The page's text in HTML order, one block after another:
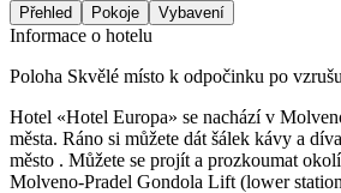
Přehled Pokoje Vybavení
Informace o hotelu
Poloha Skvělé místo k odpočinku po
Hotel «Hotel Europa» se nachází v
města. Ráno si můžete dát šálek kávy a
město . Můžete se projít a prozkoumat
Molveno-Pradel Gondola Lift (lower